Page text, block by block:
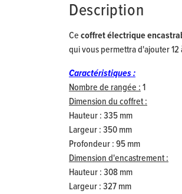
Description
Cecoffret électrique
qui vous permettra d'ajouter 12
Caractéristiques :
Nombre de rangée :1
Dimension du coffret :
Hauteur : 335 mm
Largeur : 350 mm
Profondeur : 95 mm
Dimension d'encastrement :
Hauteur : 308 mm
Largeur : 327 mm